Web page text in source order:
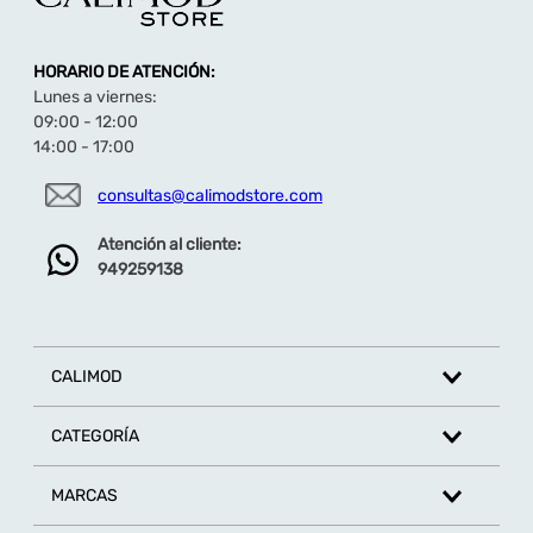
HORARIO DE ATENCIÓN:
Lunes a viernes:
09:00 - 12:00
14:00 - 17:00
consultas@calimodstore.com
Atención al cliente:
949259138
CALIMOD
CATEGORÍA
MARCAS